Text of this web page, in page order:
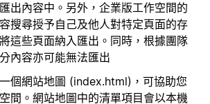
出內容中。另外，企業版工作空間的
搜尋授予自己及他人對特定頁面的存
這些頁面納入匯出。同時，根據團隊
內容亦可能無法匯出
個網站地圖 (index.html)，可協助您
間。網站地圖中的清單項目會以本機